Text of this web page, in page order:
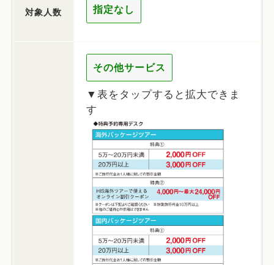
対象人数 指定なし
その他サービス
▼表をタップすると拡大できま
す